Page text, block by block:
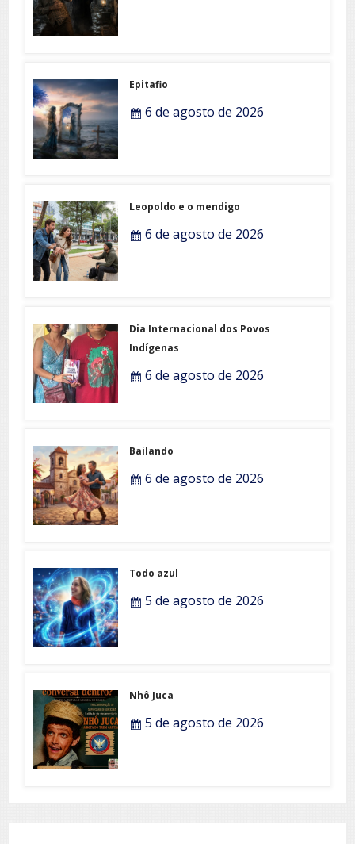
Epitafio
6 de agosto de 2026
Leopoldo e o mendigo
6 de agosto de 2026
Dia Internacional dos Povos
Indígenas
6 de agosto de 2026
Bailando
6 de agosto de 2026
Todo azul
5 de agosto de 2026
Nhô Juca
5 de agosto de 2026